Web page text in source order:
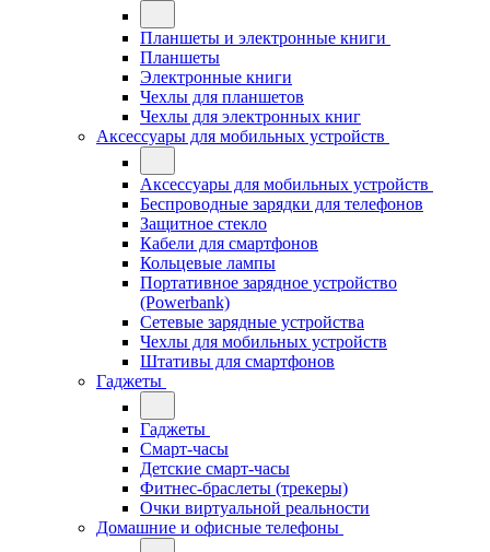
Планшеты и электронные книги
Планшеты
Электронные книги
Чехлы для планшетов
Чехлы для электронных книг
Аксессуары для мобильных устройств
Аксессуары для мобильных устройств
Беспроводные зарядки для телефонов
Защитное стекло
Кабели для смартфонов
Кольцевые лампы
Портативное зарядное устройство
(Powerbank)
Сетевые зарядные устройства
Чехлы для мобильных устройств
Штативы для смартфонов
Гаджеты
Гаджеты
Смарт-часы
Детские смарт-часы
Фитнес-браслеты (трекеры)
Очки виртуальной реальности
Домашние и офисные телефоны